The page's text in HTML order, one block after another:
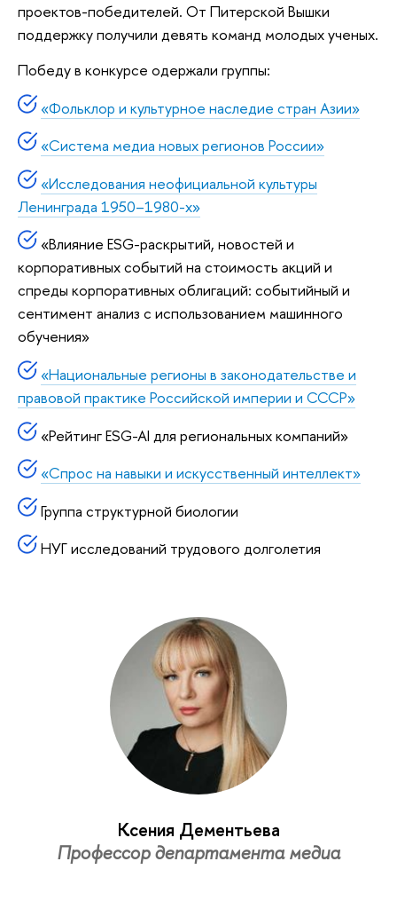
проектов-победителей. От Питерской Вышки
поддержку получили девять команд молодых ученых.
Победу в конкурсе одержали группы:
«Фольклор и культурное наследие стран Азии»
«Система медиа новых регионов России»
«Исследования неофициальной культуры
Ленинграда 1950–1980-х»
«Влияние ESG-раскрытий, новостей и
корпоративных событий на стоимость акций и
спреды корпоративных облигаций: событийный и
сентимент анализ с использованием машинного
обучения»
«Национальные регионы в законодательстве и
правовой практике Российской империи и СССР»
«Рейтинг ESG-AI для региональных компаний»
«Спрос на навыки и искусственный интеллект»
Группа структурной биологии
НУГ исследований трудового долголетия
Ксения Дементьева
Профессор департамента медиа